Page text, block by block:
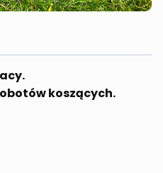
koszących.